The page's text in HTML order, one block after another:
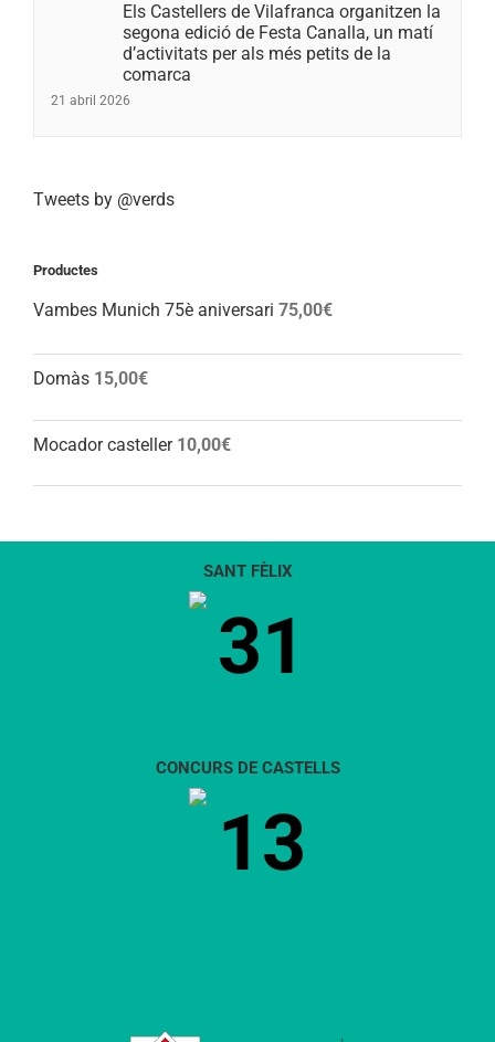
Els Castellers de Vilafranca organitzen la
segona edició de Festa Canalla, un matí
d’activitats per als més petits de la
comarca
21 abril 2026
Tweets by @verds
Productes
Vambes Munich 75è aniversari 75,00€
Domàs 15,00€
Mocador casteller 10,00€
SANT FÈLIX
31
CONCURS DE CASTELLS
13